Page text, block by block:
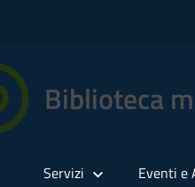
Biblioteca
Servizi Eventi